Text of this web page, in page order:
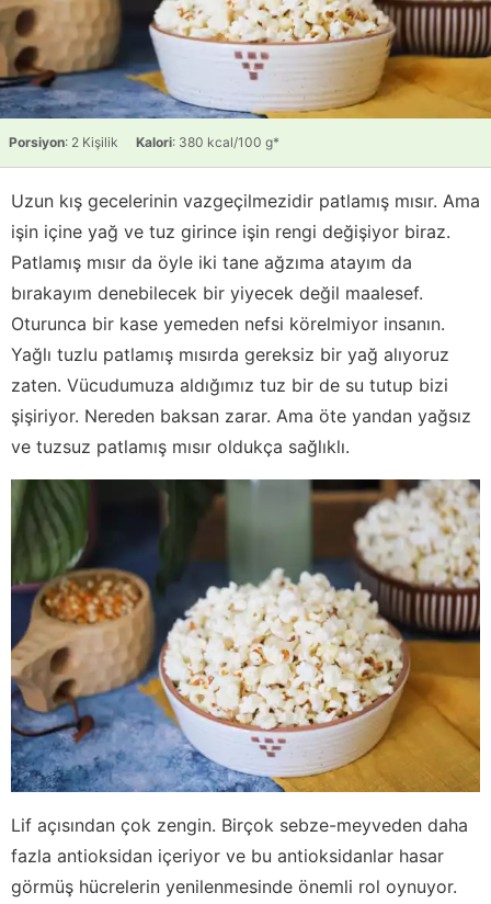
Porsiyon: 2 Kişilik Kalori: 380 kcal/100 g*
Uzun kış gecelerinin vazgeçilmezidir patlamış mısır. Ama
işin içine yağ ve tuz girince işin rengi değişiyor biraz.
Patlamış mısır da öyle iki tane ağzıma atayım da
bırakayım denebilecek bir yiyecek değil maalesef.
Oturunca bir kase yemeden nefsi körelmiyor insanın.
Yağlı tuzlu patlamış mısırda gereksiz bir yağ alıyoruz
zaten. Vücudumuza aldığımız tuz bir de su tutup bizi
şişiriyor. Nereden baksan zarar. Ama öte yandan yağsız
ve tuzsuz patlamış mısır oldukça sağlıklı.
Lif açısından çok zengin. Birçok sebze-meyveden daha
fazla antioksidan içeriyor ve bu antioksidanlar hasar
görmüş hücrelerin yenilenmesinde önemli rol oynuyor.